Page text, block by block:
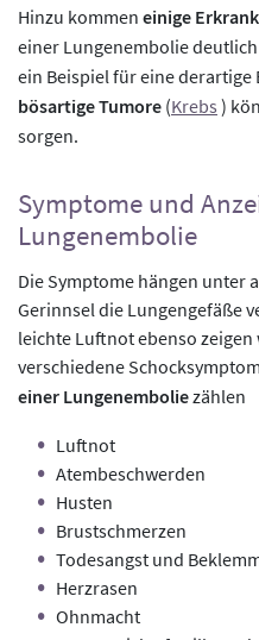
Hinzu kommen einige
einer Lungenembolie
ein Beispiel für eine derartige
bösartige Tumore (Krebs )
sorgen.
Symptome und
Lungenembolie
Die Symptome hängen unter
Gerinnsel die Lungengefäße
leichte Luftnot ebenso zeigen
verschiedene
einer Lungenemboliezählen
Luftnot
Atembeschwerden
Husten
Brustschmerzen
Todesangst und
Herzrasen
Ohnmacht